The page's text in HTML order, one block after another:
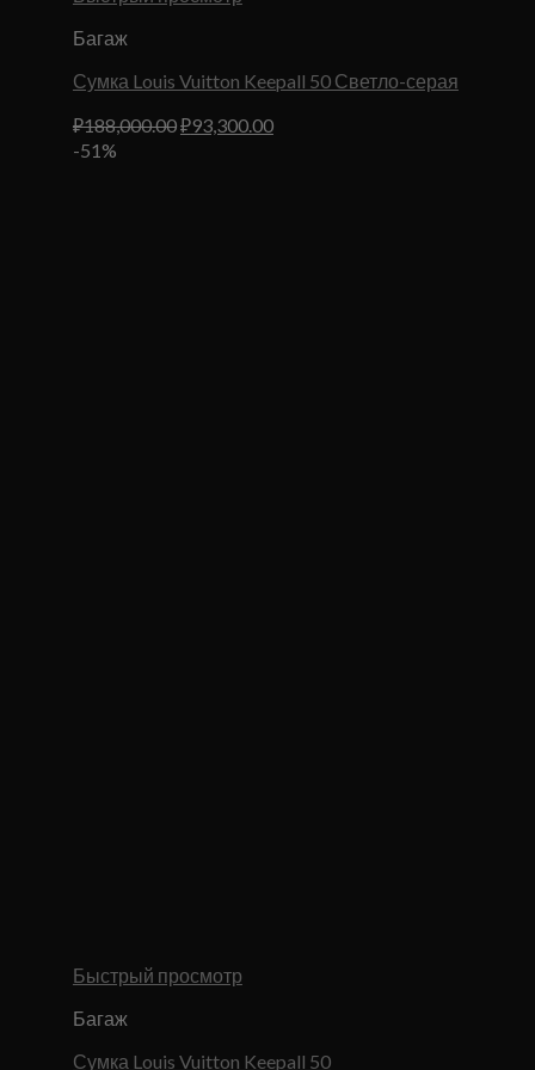
Багаж
Сумка Louis Vuitton Keepall 50 Светло-серая
₽188,000.00Первоначальная
₽93,300.00Текущая
-51%
Быстрый просмотр
Багаж
Сумка Louis Vuitton Keepall 50